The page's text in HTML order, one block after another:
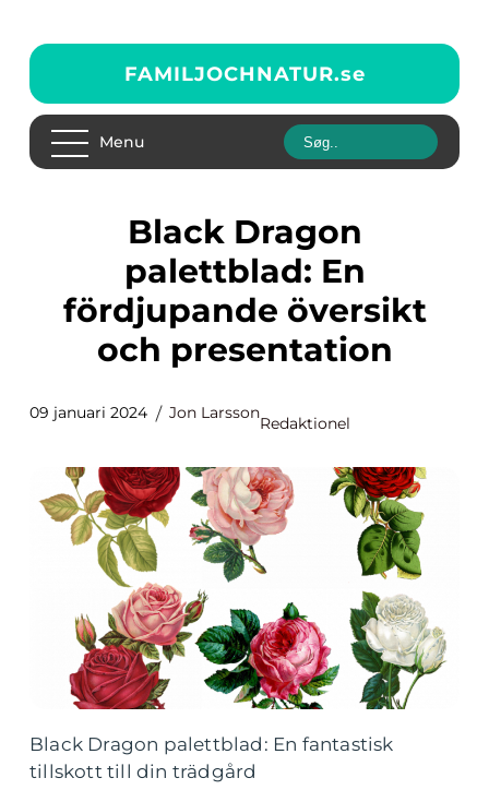
FAMILJOCHNATUR.se
Menu
Black Dragon
palettblad: En
fördjupande översikt
och presentation
09 januari 2024 Jon Larsson
Redaktionel
Black Dragon palettblad: En fantastisk
tillskott till din trädgård